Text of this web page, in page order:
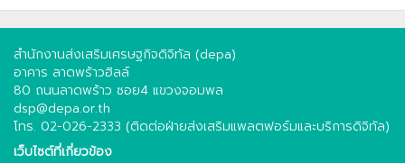
สำนักงานส่งเสริมเศรษฐกิจดิจิทัล (depa)
อาคาร ลาดพร้าวฮิลล์
80 ถนนลาดพร้าว ซอย4 แขวงจอมพล
dsp@depa.or.th
โทร. 02-026-2333 (ติดต่อฝ่ายส่งเสริมแพลตฟอร์มและบริการดิจิทัล)
เว็บไซต์ที่เกี่ยวข้อง